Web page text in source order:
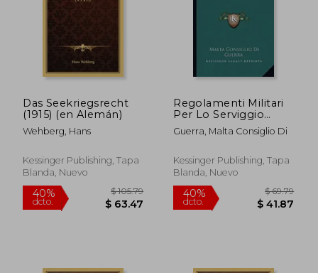
$ 40.02
Das Seekriegsrecht
(1915) (en Alemán)
Wehberg, Hans
Kessinger Publishing, Tapa
Blanda, Nuevo
Regolamenti Militari
Per Lo Serviggio
Particolare Del
Reggimento Di Malta
Guerra, Malta Consiglio Di
Kessinger Publishing, Tapa
Blanda, Nuevo